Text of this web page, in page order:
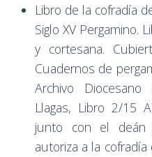
Libro de la cofradía
Siglo XV Pergamino.
y cortesana.
Cuadernos de
Archivo
Llagas, Libro 2/15
junto con el deán
autoriza a la